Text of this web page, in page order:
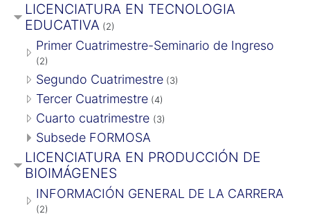
LICENCIATURA EN TECNOLOGIA
EDUCATIVA (2)
Primer Cuatrimestre-Seminario de Ingreso
(2)
Segundo Cuatrimestre (3)
Tercer Cuatrimestre (4)
Cuarto cuatrimestre (3)
Subsede FORMOSA
LICENCIATURA EN PRODUCCIÓN DE
BIOIMÁGENES
INFORMACIÓN GENERAL DE LA CARRERA
(2)